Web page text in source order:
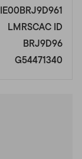
IE00BRJ9D961
LMRSCAC ID
BRJ9D96
G54471340